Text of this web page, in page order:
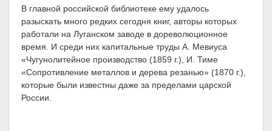
В главной российской библиотеке ему удалось
разыскать много редких сегодня книг, авторы которых
работали на Луганском заводе в дореволюционное
время. И среди них капитальные труды А. Мевиуса
«Чугунолитейное производство (1859 г.), И. Тиме
«Сопротивление металлов и дерева резанью» (1870 г.),
которые были известны даже за пределами царской
России.